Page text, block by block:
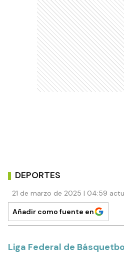
DEPORTES
21 de marzo de 2025 | 04:59
Añadir como fuente en
Liga Federal de